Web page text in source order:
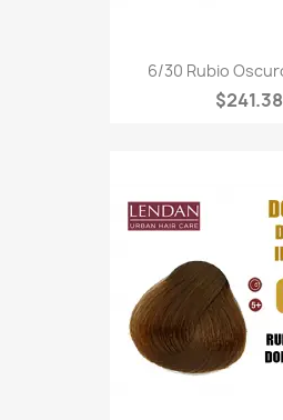
6/30 Rubio
$241.38